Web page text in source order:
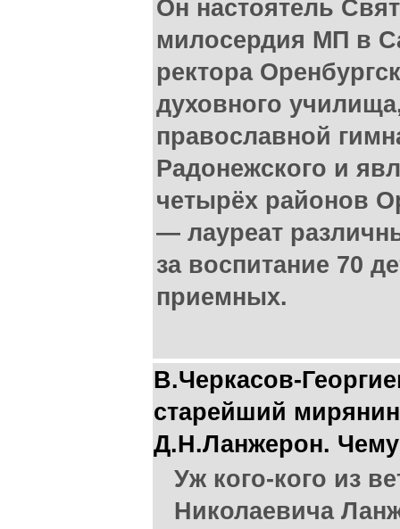
Он настоятель
милосердия МП в
ректора
духовного
православной
Радонежского и
четырёх районов
— лауреат
за воспитание 70
приемных.
В.Черкасов-
старейший
Д.Н.Ланжерон. Чему
Уж кого-кого из
Николаевича